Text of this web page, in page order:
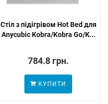
Стіл з підігрівом Hot Bed для
Anycubic Kobra/Kobra Go/K...
784.8 грн.
КУПИТИ